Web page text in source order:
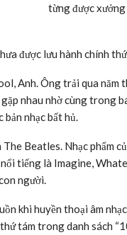
từng được
được lưu hành chính
Anh. Ông trải qua
nhau nhờ cùng trong
nhạc bất hủ.
Beatles. Nhạc phẩm
tiếng là Imagine,
người.
khi huyền thoại âm
tám trong danh sách